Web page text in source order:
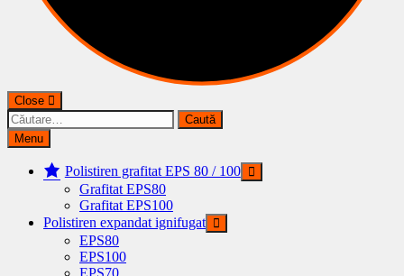
Close
Caută
după:
Menu
Polistiren grafitat EPS 80 / 100
Grafitat EPS80
Grafitat EPS100
Polistiren expandat ignifugat
EPS80
EPS100
EPS70